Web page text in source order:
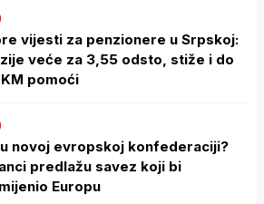
vijesti za penzionere u Srpskoj:
veće za 3,55 odsto, stiže i do
pomoći
u novoj evropskoj konfederaciji?
predlažu savez koji bi
Europu